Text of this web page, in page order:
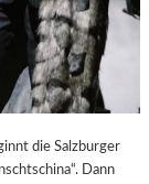
die Salzburger
Dann